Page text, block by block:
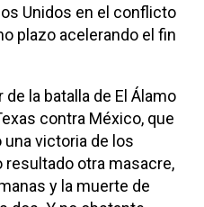
Unidos en el conflicto
plazo acelerando el fin
la batalla de El Álamo
contra México, que
victoria de los
otra masacre,
y la muerte de